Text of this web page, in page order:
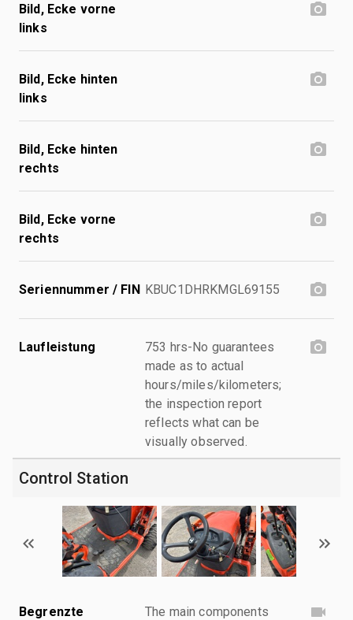
Bild, Ecke vorne
links
Bild, Ecke hinten
links
Bild, Ecke hinten
rechts
Bild, Ecke vorne
rechts
Seriennummer / FIN KBUC1DHRKMGL69155
Laufleistung
753 hrs-No guarantees
made as to actual
hours/miles/kilometers;
the inspection report
reflects what can be
visually observed.
Control Station
Begrenzte
The main components